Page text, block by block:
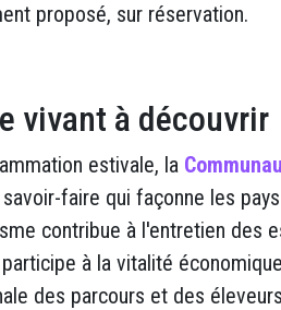
proposé, sur réservation.
vivant à découvrir
estivale, la
faire qui façonne les
contribue à l'entretien des
à la vitalité
des parcours et des